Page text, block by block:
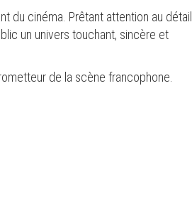
du cinéma. Prêtant attention au détail
un univers touchant, sincère et
de la scène francophone.